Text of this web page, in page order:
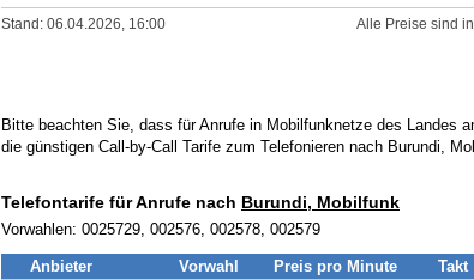
Stand: 06.04.2026, 16:00 Alle Preise sind
Bitte beachten Sie, dass für Anrufe in Mobilfunknetze des Landes
die günstigen Call-by-Call Tarife zum Telefonieren nach Burundi,
Telefontarife für Anrufe nach Burundi, Mobilfunk
Vorwahlen: 0025729, 002576, 002578, 002579
Anbieter Vorwahl Preis pro Minute Takt